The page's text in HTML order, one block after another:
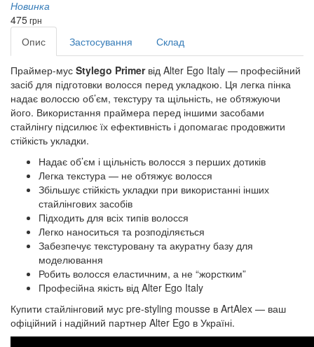
Новинка
475грн
Опис Застосування Склад
Праймер-мус Stylego Primerвід Alter Ego Italy — професійний
засіб для підготовки волосся перед укладкою. Ця легка пінка
надає волоссю об’єм, текстуру та щільність, не обтяжуючи
його. Використання праймера перед іншими засобами
стайлінгу підсилює їх ефективність і допомагає продовжити
стійкість укладки.
Надає об’єм і щільність волосся з перших дотиків
Легка текстура — не обтяжує волосся
Збільшує стійкість укладки при використанні інших
стайлінгових засобів
Підходить для всіх типів волосся
Легко наноситься та розподіляється
Забезпечує текстуровану та акуратну базу для
моделювання
Робить волосся еластичним, а не “жорстким”
Професійна якість від Alter Ego Italy
Купити стайлінговий мус pre-styling mousse в ArtAlex — ваш
офіційний і надійний партнер Alter Ego в Україні.